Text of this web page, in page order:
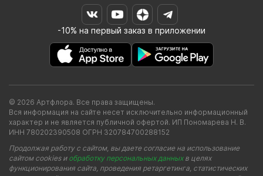
-10% на первый заказ в приложении
© 2026 Артфлора. Все права защищены.
Вся информация на сайте несет исключительно информационный
характер и не является публичной офертой. ИП Пономарева Н. В.
ИНН 780202390508 ОГРН 320784700288152
Продолжая работу с сайтом, вы даете согласие на использование
сайтом cookies и обработку персональных данныхв целях
функционирования сайта, проведения ретаргетинга, статистических